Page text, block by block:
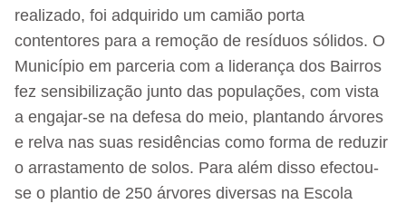
realizado, foi adquirido um camião porta
contentores para a remoção de resíduos sólidos. O
Município em parceria com a liderança dos Bairros
fez sensibilização junto das populações, com vista
a engajar-se na defesa do meio, plantando árvores
e relva nas suas residências como forma de reduzir
o arrastamento de solos. Para além disso efectou-
se o plantio de 250 árvores diversas na Escola